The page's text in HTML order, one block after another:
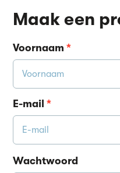
Maak een
Voornaam*
E-mail*
Wachtwoord